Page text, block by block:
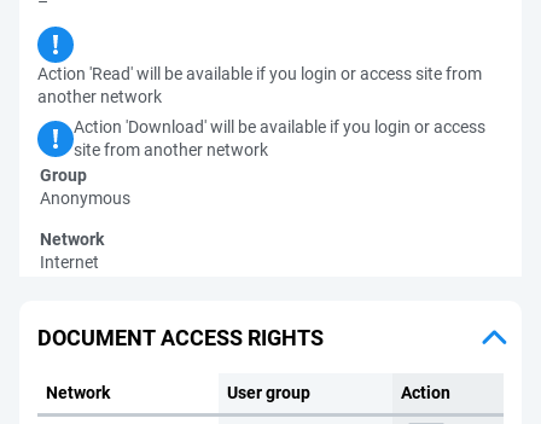
Action 'Read' will be available if you login or access site from
another network
Action 'Download' will be available if you login or access
site from another network
Group
Anonymous
Network
Internet
DOCUMENT ACCESS RIGHTS
Network User group Action